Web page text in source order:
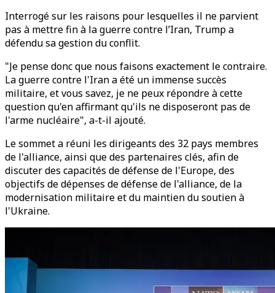
Interrogé sur les raisons pour lesquelles il ne parvient
pas à mettre fin à la guerre contre l’Iran, Trump a
défendu sa gestion du conflit.
"Je pense donc que nous faisons exactement le contraire.
La guerre contre l'Iran a été un immense succès
militaire, et vous savez, je ne peux répondre à cette
question qu'en affirmant qu'ils ne disposeront pas de
l'arme nucléaire", a-t-il ajouté.
Le sommet a réuni les dirigeants des 32 pays membres
de l'alliance, ainsi que des partenaires clés, afin de
discuter des capacités de défense de l'Europe, des
objectifs de dépenses de défense de l'alliance, de la
modernisation militaire et du maintien du soutien à
l'Ukraine.